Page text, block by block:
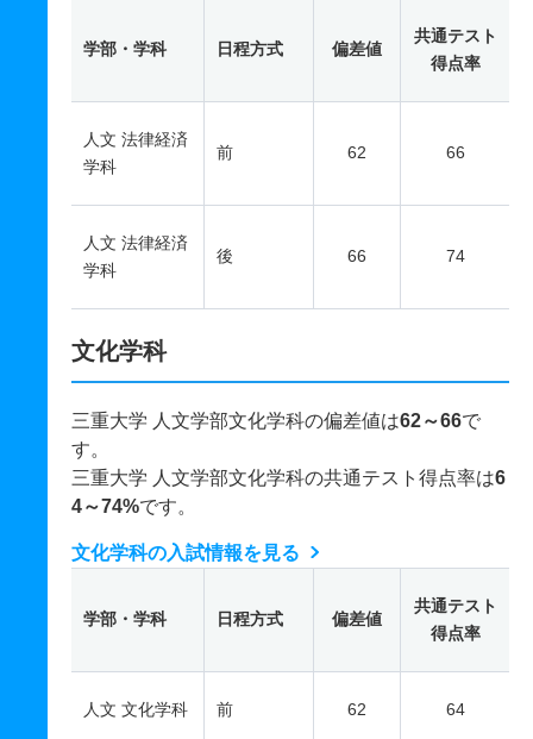
学部・学科 日程方式 偏差値
共通テスト
得点率
人文 法律経済
学科
前 62 66
人文 法律経済
学科
後 66 74
文化学科
三重大学 人文学部文化学科の偏差値は62～66で
す。
三重大学 人文学部文化学科の共通テスト得点率は6
4～74%です。
文化学科の入試情報を見る
学部・学科 日程方式 偏差値
共通テスト
得点率
人文 文化学科 前 62 64